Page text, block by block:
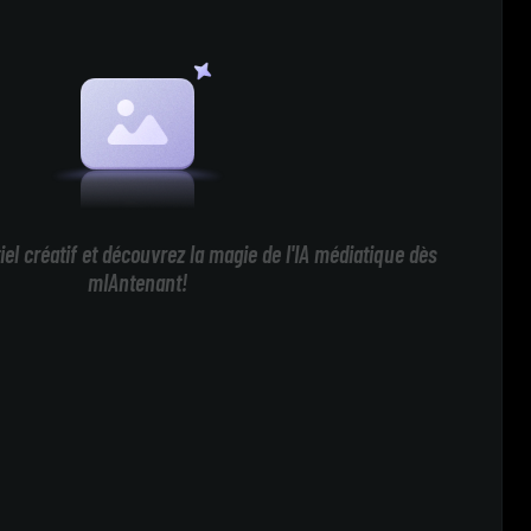
créatif et découvrez la magie de l'IA médiatique dès
mIAntenant!